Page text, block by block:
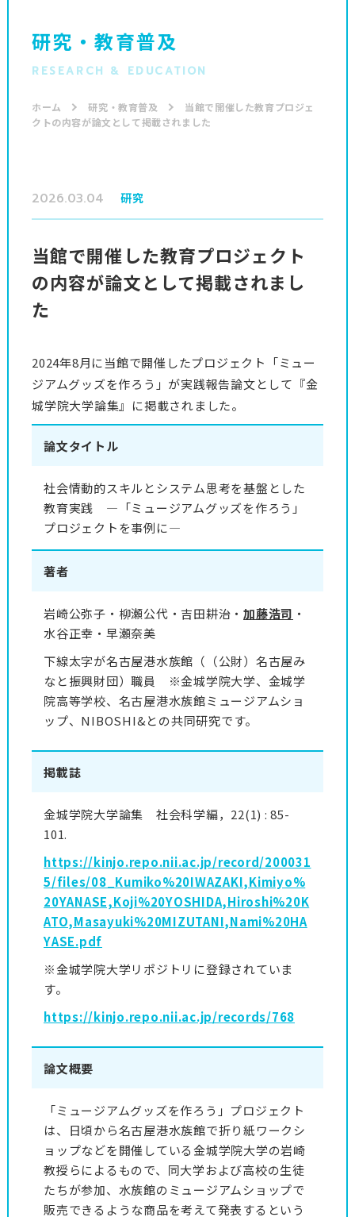
研究・教育普及
RESEARCH & EDUCATION
ホーム 研究・教育普及
当館で開催した教育プロジェ
クトの内容が論文として掲載されました
2026.03.04 研究
当館で開催した教育プロジェクト
の内容が論文として掲載されまし
た
2024年8月に当館で開催したプロジェクト「ミュー
ジアムグッズを作ろう」が実践報告論文として『金
城学院大学論集』に掲載されました。
論文タイトル
社会情動的スキルとシステム思考を基盤とした
教育実践 —「ミュージアムグッズを作ろう」
プロジェクトを事例に—
著者
岩崎公弥子・柳瀬公代・吉田耕治・ 加藤浩司 ・
水谷正幸・早瀬奈美
下線太字が名古屋港水族館（（公財）名古屋み
なと振興財団）職員 ※金城学院大学、金城学
院高等学校、名古屋港水族館ミュージアムショ
ップ、NIBOSHI&との共同研究です。
掲載誌
金城学院大学論集 社会科学編，22(1) : 85-
101.
https://kinjo.repo.nii.ac.jp/record/200031
5/files/08_Kumiko%20IWAZAKI,Kimiyo%
20YANASE,Koji%20YOSHIDA,Hiroshi%20K
ATO,Masayuki%20MIZUTANI,Nami%20HA
YASE.pdf
※金城学院大学リポジトリに登録されていま
す。
https://kinjo.repo.nii.ac.jp/records/768
論文概要
「ミュージアムグッズを作ろう」プロジェクト
は、日頃から名古屋港水族館で折り紙ワークシ
ョップなどを開催している金城学院大学の岩崎
教授らによるもので、同大学および高校の生徒
たちが参加、水族館のミュージアムショップで
販売できるような商品を考えて発表するという